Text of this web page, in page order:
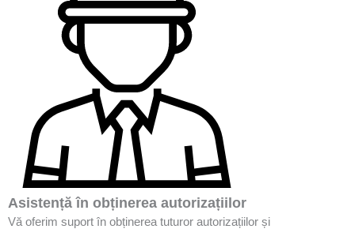
Asistență în obținerea autorizațiilor
Vă oferim suport în obținerea tuturor autorizațiilor și